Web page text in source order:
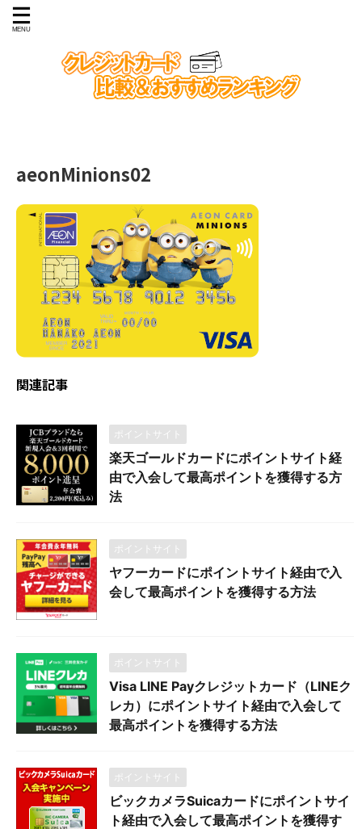
aeonMinions02
関連記事
ポイントサイト
楽天ゴールドカードにポイントサイト経
由で入会して最高ポイントを獲得する方
法
ポイントサイト
ヤフーカードにポイントサイト経由で入
会して最高ポイントを獲得する方法
ポイントサイト
Visa LINE Payクレジットカード（LINEク
レカ）にポイントサイト経由で入会して
最高ポイントを獲得する方法
ポイントサイト
ビックカメラSuicaカードにポイントサイ
ト経由で入会して最高ポイントを獲得す